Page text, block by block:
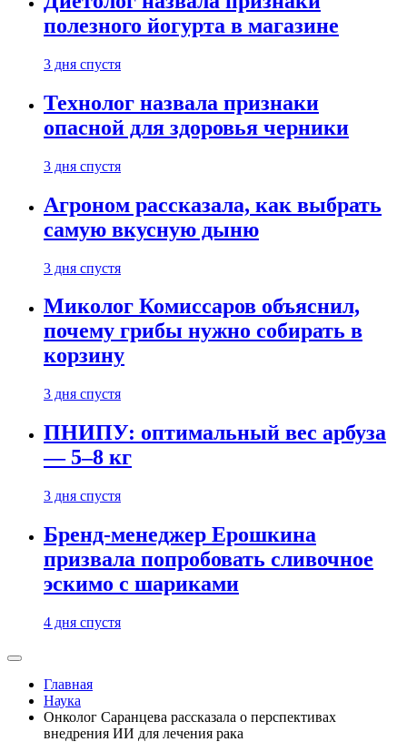
полезного йогурта в магазине
3 дня спустя
Технолог назвала признаки
опасной для здоровья черники
3 дня спустя
Агроном рассказала, как выбрать
самую вкусную дыню
3 дня спустя
Миколог Комиссаров объяснил,
почему грибы нужно собирать в
корзину
3 дня спустя
ПНИПУ: оптимальный вес арбуза
— 5–8 кг
3 дня спустя
Бренд-менеджер Ерошкина
призвала попробовать сливочное
эскимо с шариками
4 дня спустя
Главная
Наука
Онколог Саранцева рассказала о перспективах
внедрения ИИ для лечения рака